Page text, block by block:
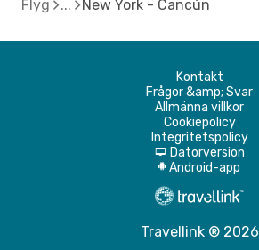
Flyg New York - Cancún
Kontakt
Frågor &amp; Svar
Allmänna villkor
Cookiepolicy
Integritetspolicy
d Datorversion
A Android-app
Travellink ® 2026